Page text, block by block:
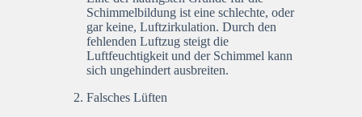
Schimmelbildung ist eine schlechte, oder
gar keine, Luftzirkulation. Durch den
fehlenden Luftzug steigt die
Luftfeuchtigkeit und der Schimmel kann
sich ungehindert ausbreiten.
Falsches Lüften